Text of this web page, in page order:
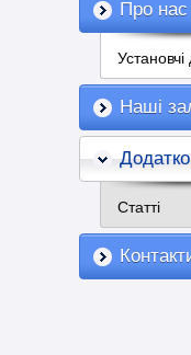
Про нас
Наші
Статті